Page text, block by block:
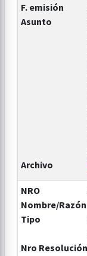
F. emisión
Asunto
Archivo
NRO
Nombre/Razón
Tipo
Nro Resolución